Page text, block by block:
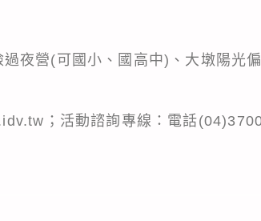
夜營(可國小、國高中)、大墩陽光
；活動諮詢專線：電話